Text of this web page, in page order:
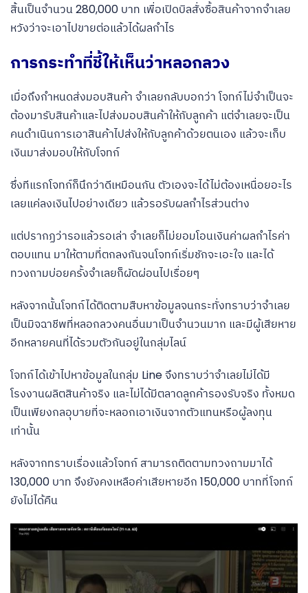
สิ้นเป็นจำนวน 280,000 บาท เพื่อเปิดบิลสั่งซื้อสินค้าจากจำเลย
หวังว่าจะเอาไปขายต่อแล้วได้ผลกำไร
การกระทำที่ชี้ให้เห็นว่าหลอกลวง
เมื่อถึงกำหนดส่งมอบสินค้า จำเลยกลับบอกว่า โจทก์ไม่จำเป็นจะ
ต้องมารับสินค้าและไปส่งมอบสินค้าให้กับลูกค้า แต่จำเลยจะเป็น
คนดำเนินการเอาสินค้าไปส่งให้กับลูกค้าด้วยตนเอง แล้วจะเก็บ
เงินมาส่งมอบให้กับโจทก์
ซึ่งทีแรกโจทก์ก็นึกว่าดีเหมือนกัน ตัวเองจะได้ไม่ต้องเหนื่อยอะไร
เลยแค่ลงเงินไปอย่างเดียว แล้วรอรับผลกำไรส่วนต่าง
แต่ปรากฏว่ารอแล้วรอเล่า จำเลยก็ไม่ยอมโอนเงินค่าผลกำไรค่า
ตอบแทน มาให้ตามที่ตกลงกันจนโจทก์เริ่มชักจะเอะใจ และได้
ทวงถามบ่อยครั้งจำเลยก็ผัดผ่อนไปเรื่อยๆ
หลังจากนั้นโจทก์ได้ติดตามสืบหาข้อมูลจนกระทั่งทราบว่าจำเลย
เป็นมิจฉาชีพที่หลอกลวงคนอื่นมาเป็นจำนวนมาก และมีผู้เสียหาย
อีกหลายคนที่ได้รวมตัวกันอยู่ในกลุ่มไลน์
โจทก์ได้เข้าไปหาข้อมูลในกลุ่ม Line จึงทราบว่าจำเลยไม่ได้มี
โรงงานผลิตสินค้าจริง และไม่ได้มีตลาดลูกค้ารองรับจริง ทั้งหมด
เป็นเพียงกลอุบายที่จะหลอกเอาเงินจากตัวแทนหรือผู้ลงทุน
เท่านั้น
หลังจากทราบเรื่องแล้วโจทก์ สามารถติดตามทวงถามมาได้
130,000 บาท จึงยังคงเหลือค่าเสียหายอีก 150,000 บาทที่โจทก์
ยังไม่ได้คืน